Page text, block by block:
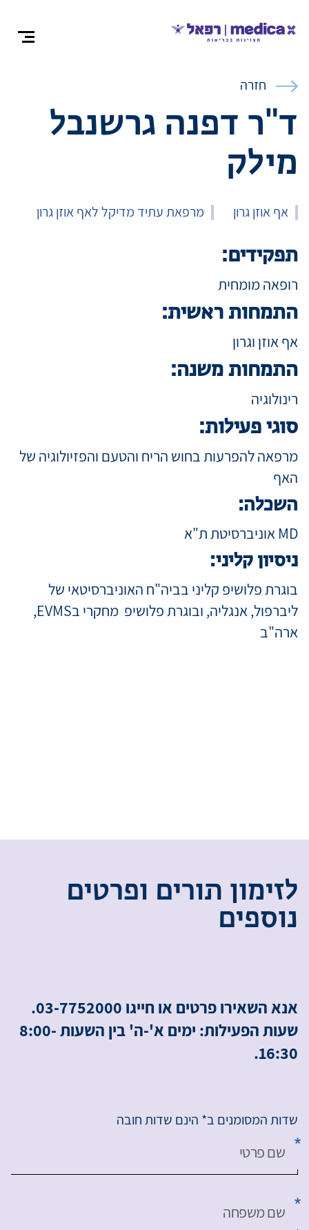
צרו
התמחויות
קריירה
חזרה
ד"ר דפנה גרשנבל
מילק
אף אוזן גרון מרפאת עתיד מדיקל לאף אוזן גרון
תפקידים:
רופאה מומחית
התמחות ראשית:
אף אוזן וגרון
התמחות משנה:
רינולוגיה
סוגי פעילות:
מרפאה להפרעות בחוש הריח והטעם והפזיולוגיה של
האף
השכלה:
MD אוניברסיטת ת"א
ניסיון קליני:
בוגרת פלושיפ קליני בביה"ח האוניברסיטאי של
ליברפול, אנגליה, ובוגרת פלושיפ מחקרי בEVMS,
ארה"ב
לזימון תורים ופרטים
נוספים
אנא השאירו פרטים או חייגו 03-7752000.
שעות הפעילות: ימים א'-ה' בין השעות 8:00-
16:30.
שדות המסומנים ב* הינם שדות חובה
שם פרטי
שם משפחה